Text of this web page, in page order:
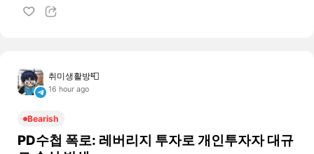
취미생활방📮
16 hour ago
Bearish
PD수첩 폭로: 레버리지 투자로 개인투자자 대규